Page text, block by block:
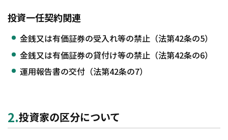
投資一任契約関連
金銭又は有価証券の受入れ等の禁止（法第42条の5）
金銭又は有価証券の貸付け等の禁止（法第42条の6）
運用報告書の交付（法第42条の7）
2.投資家の区分について